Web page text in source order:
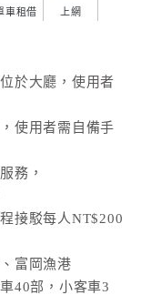
車租借 上網
於大廳，使用者
使用者需自備手
務，
接駁每人NT$200
富岡漁港
40部，小客車3